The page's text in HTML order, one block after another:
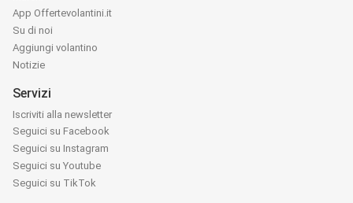
App Offertevolantini.it
Su di noi
Aggiungi volantino
Notizie
Servizi
Iscriviti alla newsletter
Seguici su Facebook
Seguici su Instagram
Seguici su Youtube
Seguici su TikTok